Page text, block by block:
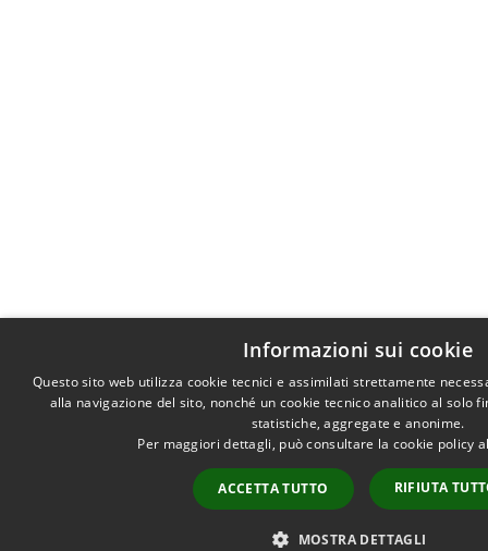
Informazioni sui cookie
Questo sito web utilizza cookie tecnici e assimilati strettamente
alla navigazione del sito, nonché un cookie tecnico analitico al solo
statistiche, aggregate e anonime.
Per maggiori dettagli, può consultare la cookie policy
ACCETTA TUTTO RIFIUTA
MOSTRA DETTAGLI